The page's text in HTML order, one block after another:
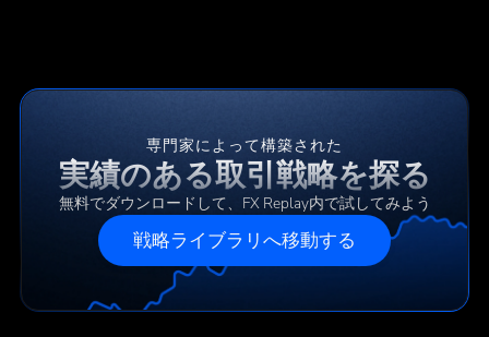
専門家によって構築された
実績のある取引戦略を探る
無料でダウンロードして、FX Replay内で試してみよう
戦略ライブラリへ移動する